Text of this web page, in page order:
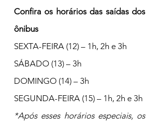
Confira os horários das saídas dos
ônibus
SEXTA-FEIRA (12) – 1h, 2h e 3h
SÁBADO (13) – 3h
DOMINGO (14) – 3h
SEGUNDA-FEIRA (15) – 1h, 2h e 3h
*Após esses horários especiais, os